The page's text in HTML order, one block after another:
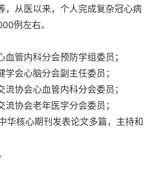
，从医以来，个人完成复杂冠心病
例左右。
血管内科分会预防学组委员；
学会心脑分会副主任委员；
流协会心血管内科分会委员；
流协会老年医学分会委员；
华核心期刊发表论文多篇，主持和